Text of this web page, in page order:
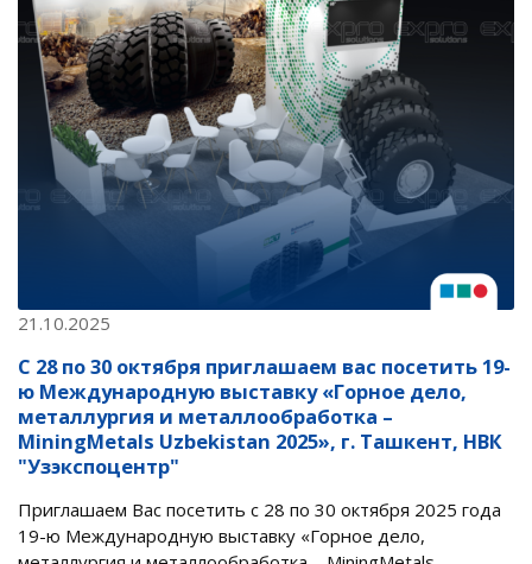
21.10.2025
С 28 по 30 октября приглашаем вас посетить 19-
ю Международную выставку «Горное дело,
металлургия и металлообработка –
MiningMetals Uzbekistan 2025», г. Ташкент, НВК
"Узэкспоцентр"
Приглашаем Вас посетить с 28 по 30 октября 2025 года
19-ю Международную выставку «Горное дело,